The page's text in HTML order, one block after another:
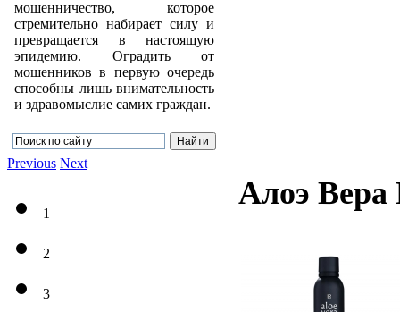
мошенничество, которое
стремительно набирает силу и
превращается в настоящую
эпидемию. Оградить от
мошенников в первую очередь
способны лишь внимательность
и здравомыслие самих граждан.
Алоэ Вера
Previous Next
1
2
3